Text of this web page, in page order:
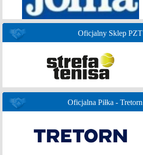
Oficjalny Sklep PZT
Oficjalna Piłka - Tretorn